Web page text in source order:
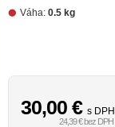
Váha: 0.5 kg
30,00 € s DPH
24,39 € bez DPH